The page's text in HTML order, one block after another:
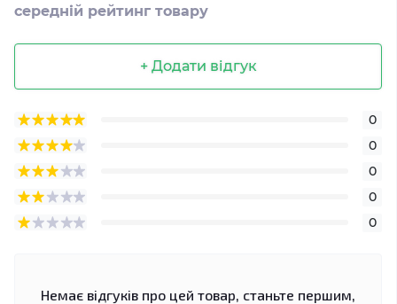
середній рейтинг товару
+ Додати відгук
0
0
0
0
0
Немає відгуків про цей товар, станьте першим,